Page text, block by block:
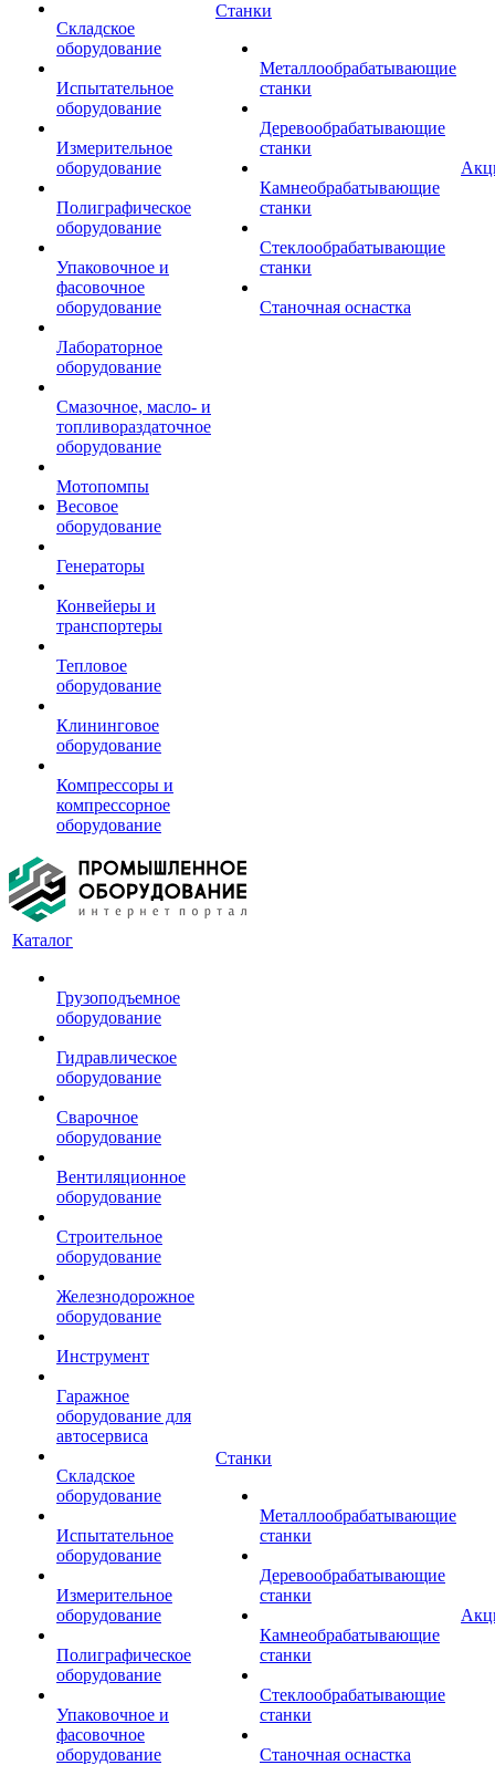
Складское
оборудование
Испытательное
оборудование
Измерительное
оборудование
Полиграфическое
оборудование
Упаковочное и
фасовочное
оборудование
Лабораторное
оборудование
Смазочное, масло- и
топливораздаточное
оборудование
Мотопомпы
Весовое
оборудование
Генераторы
Конвейеры и
транспортеры
Тепловое
оборудование
Клининговое
оборудование
Компрессоры и
компрессорное
оборудование
Станки
Металлообрабатывающие
станки
Деревообрабатывающие
станки
Камнеобрабатывающие
станки
Стеклообрабатывающие
станки
Станочная оснастка
Каталог
Грузоподъемное
оборудование
Гидравлическое
оборудование
Сварочное
оборудование
Вентиляционное
оборудование
Строительное
оборудование
Железнодорожное
оборудование
Инструмент
Гаражное
оборудование для
автосервиса
Складское
оборудование
Испытательное
оборудование
Измерительное
оборудование
Полиграфическое
оборудование
Упаковочное и
фасовочное
оборудование
Станки
Металлообрабатывающие
станки
Деревообрабатывающие
станки
Камнеобрабатывающие
станки
Стеклообрабатывающие
станки
Станочная оснастка